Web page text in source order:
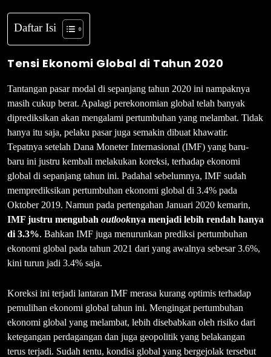
Daftar Isi
Tensi Ekonomi Global di Tahun 2020
Tantangan pasar modal di sepanjang tahun 2020 ini nampaknya
masih cukup berat. Apalagi perekonomian global telah banyak
diprediksikan akan mengalami pertumbuhan yang melambat. Tidak
hanya itu saja, pelaku pasar juga semakin dibuat khawatir.
Tepatnya setelah Dana Moneter Internasional (IMF) yang baru-
baru ini justru kembali melakukan koreksi, terhadap ekonomi
global di sepanjang tahun ini. Padahal sebelumnya, IMF sudah
memprediksikan pertumbuhan ekonomi global di 3.4% pada
Oktober 2019. Namun pada pertengahan Januari 2020 kemarin,
IMF justru mengubah outlooknya menjadi lebih rendah hanya
di 3.3%. Bahkan IMF juga menurunkan prediksi pertumbuhan
ekonomi global pada tahun 2021 dari yang awalnya sebesar 3.6%,
kini turun jadi 3.4% saja.
Koreksi ini terjadi lantaran IMF merasa kurang optimis terhadap
pemulihan ekonomi global tahun ini. Mengingat pertumbuhan
ekonomi global yang melambat, lebih disebabkan oleh risiko dari
ketegangan perdagangan dan juga geopolitik yang belakangan
terus terjadi. Sudah tentu, kondisi global yang bergejolak tersebut